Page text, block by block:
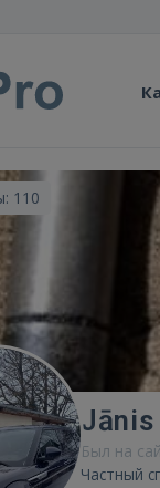
110
Jānis
Был на
Частный